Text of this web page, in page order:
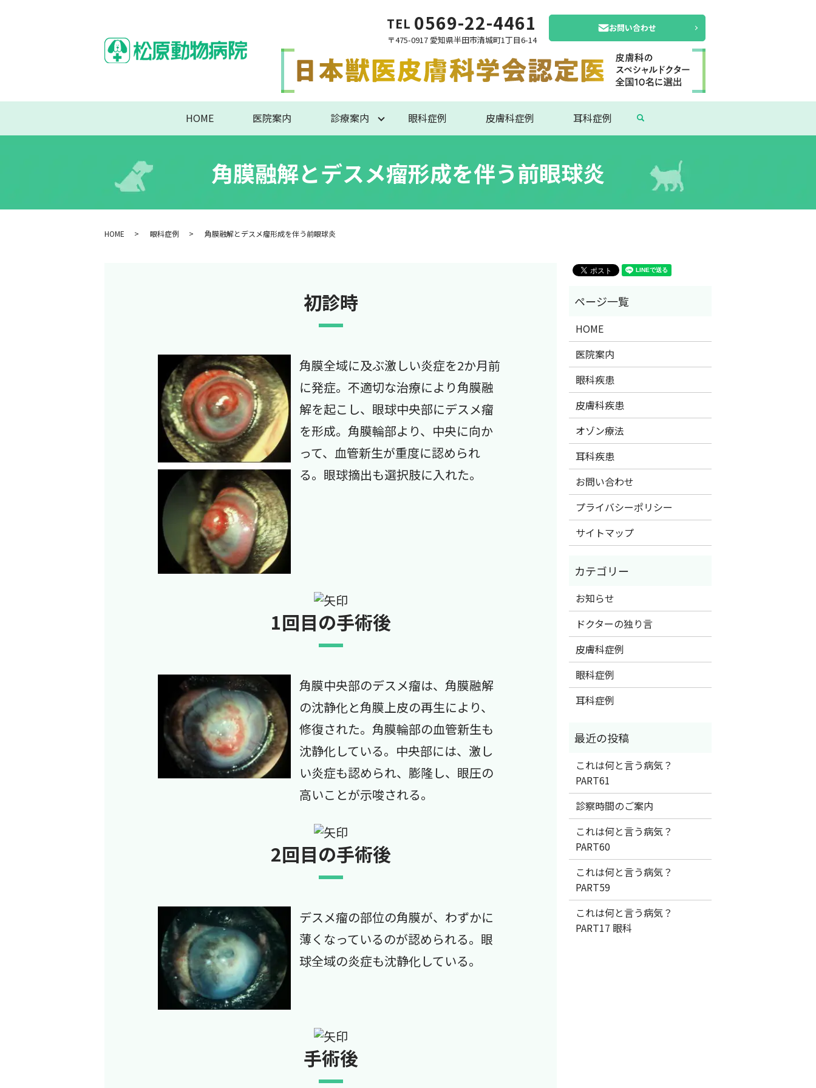
TEL 0569-22-4461
〒475-0917 愛知県半田市清城町1丁目6-14
お問い合わせ
HOME 医院案内 診療案内 眼科症例 皮膚科症例 耳科症例
角膜融解とデスメ瘤形成を伴う前眼球炎
HOME 眼科症例 角膜融解とデスメ瘤形成を伴う前眼球炎
初診時
角膜全域に及ぶ激しい炎症を2か月前
に発症。不適切な治療により角膜融
解を起こし、眼球中央部にデスメ瘤
を形成。角膜輪部より、中央に向か
って、血管新生が重度に認められ
る。眼球摘出も選択肢に入れた。
1回目の手術後
角膜中央部のデスメ瘤は、角膜融解
の沈静化と角膜上皮の再生により、
修復された。角膜輪部の血管新生も
沈静化している。中央部には、激し
い炎症も認められ、膨隆し、眼圧の
高いことが示唆される。
2回目の手術後
デスメ瘤の部位の角膜が、わずかに
薄くなっているのが認められる。眼
球全域の炎症も沈静化している。
手術後
HOME
医院案内
眼科疾患
皮膚科疾患
オゾン療法
耳科疾患
お問い合わせ
プライバシーポリシー
サイトマップ
お知らせ
ドクターの独り言
皮膚科症例
眼科症例
耳科症例
これは何と言う病気？
PART61
診察時間のご案内
これは何と言う病気？
PART60
これは何と言う病気？
PART59
これは何と言う病気？
PART17 眼科